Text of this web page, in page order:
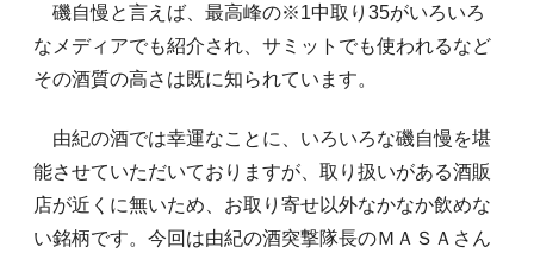
磯自慢と言えば、最高峰の※1中取り35がいろいろ
なメディアでも紹介され、サミットでも使われるなど
その酒質の高さは既に知られています。
由紀の酒では幸運なことに、いろいろな磯自慢を堪
能させていただいておりますが、取り扱いがある酒販
店が近くに無いため、お取り寄せ以外なかなか飲めな
い銘柄です。今回は由紀の酒突撃隊長のＭＡＳＡさん